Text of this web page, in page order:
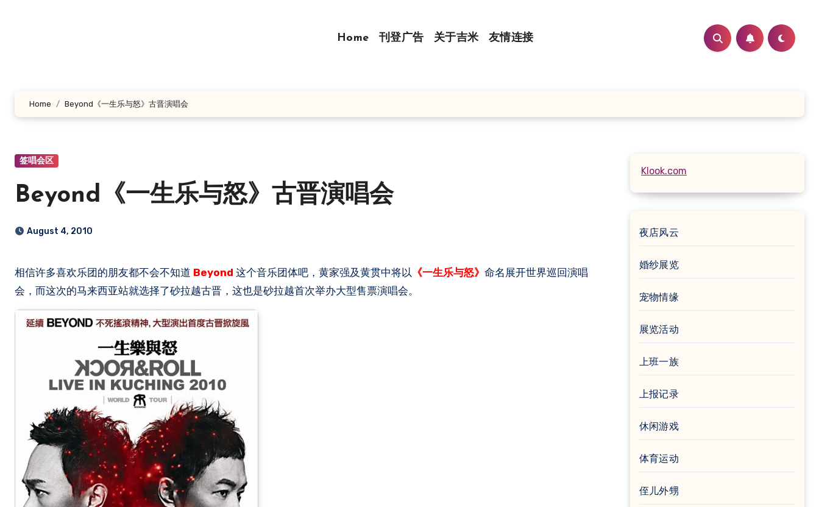
Home 刊登广告 关于吉米 友情连接
Home Beyond《一生乐与怒》古晋演唱会
签唱会区
Beyond《一生乐与怒》古晋演唱会
August 4, 2010
相信许多喜欢乐团的朋友都不会不知道 Beyond 这个音乐团体吧，黄家强及黄贯中将以 《一生乐与怒》 命名展开世界巡回演唱
会，而这次的马来西亚站就选择了砂拉越古晋，这也是砂拉越首次举办大型售票演唱会。
Klook.com
夜店风云
婚纱展览
宠物情缘
展览活动
上班一族
上报记录
休闲游戏
体育运动
侄儿外甥